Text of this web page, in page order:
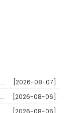
2026학년도 제1학기 학생활동장학금 대상자 추천 [2026-08-07]
2026학년도 대학생 청소년 AI 교육지원사업 장학생 [2026-08-06]
2026학년도 2학기 CNU GUGU(어학과정 및 단기연수)프로그램 참가... [2026-08-06]